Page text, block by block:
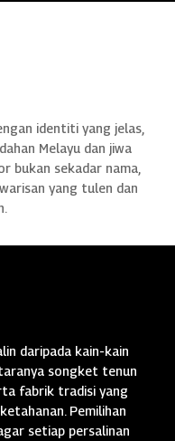
identiti yang jelas,
Melayu dan jiwa
bukan sekadar nama,
yang tulen dan
daripada kain-kain
songket tenun
fabrik tradisi yang
Pemilihan
setiap persalinan